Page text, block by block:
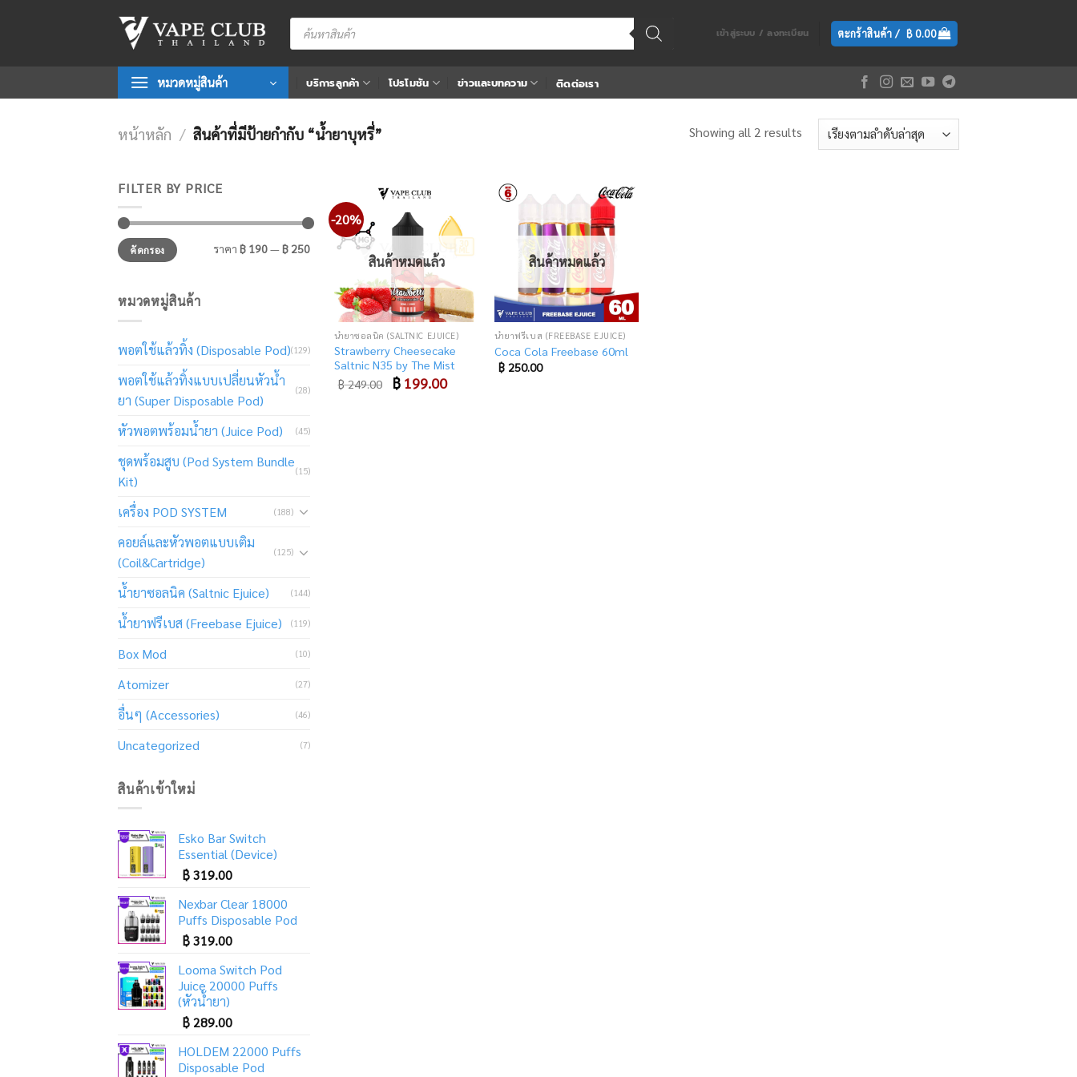
Products
search
เข้าสู่ระบบ / ลงทะเบียน ตะกร้าสินค้า / ฿0.00
หมวดหมู่สินค้า บริการลูกค้า โปรโมชัน ข่าวและบทความ ติดต่อเรา
หน้าหลัก / สินค้าที่มีป้ายกำกับ “น้ำยาบุหรี่” Showing all 2 results
FILTER BY PRICE
ราคา
ต่ำ
สุด
ราคา
สูงสุดคัดกรอง ราคา ฿ 190—฿ 250
หมวดหมู่สินค้า
พอตใช้แล้วทิ้ง (Disposable Pod)(129)
พอตใช้แล้วทิ้งแบบเปลี่ยนหัวน้ำ
ยา (Super Disposable Pod)
(28)
หัวพอตพร้อมน้ำยา (Juice Pod) (45)
ชุดพร้อมสูบ (Pod System Bundle
Kit)
(15)
เครื่อง POD SYSTEM (188)
คอยล์และหัวพอตแบบเติม
(Coil&Cartridge)
(125)
น้ำยาซอลนิค (Saltnic Ejuice) (144)
น้ำยาฟรีเบส (Freebase Ejuice) (119)
Box Mod (10)
Atomizer (27)
อื่นๆ (Accessories) (46)
Uncategorized (7)
สินค้าเข้าใหม่
Esko Bar Switch
Essential (Device)
฿319.00
Nexbar Clear 18000
Puffs Disposable Pod
฿319.00
Looma Switch Pod
Juice 20000 Puffs
(หัวน้ำยา)
฿289.00
HOLDEM 22000 Puffs
Disposable Pod
-20%
Add
to
wishlist
สินค้าหมดแล้ว
น้ำยาซอลนิค (SALTNIC EJUICE)
Strawberry Cheesecake
Saltnic N35 by The Mist
฿249.00 Original
price
฿199.00Current
price
Add
to
wishlist
สินค้าหมดแล้ว
น้ำยาฟรีเบส (FREEBASE EJUICE)
Coca Cola Freebase 60ml
฿250.00